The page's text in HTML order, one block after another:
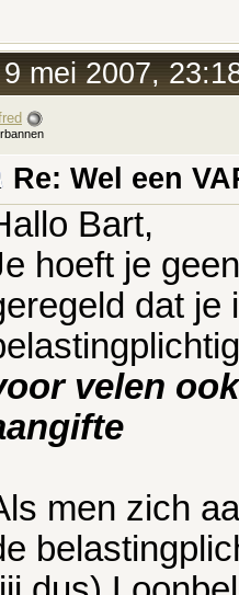
mei 2007,
Re: Wel een
Bart,
hoeft je
dat je
velen
men zich